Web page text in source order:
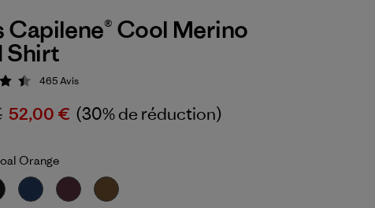
Capilene® Cool Merino
Shirt
4.4 / 5
465Avis
52,00 € (30% de réduction)
Orange